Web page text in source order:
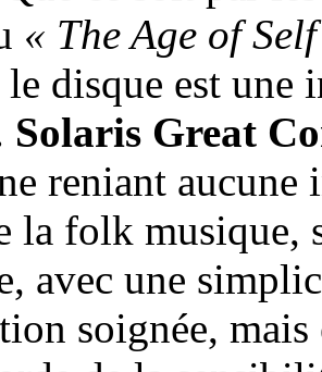
« The Age of
disque est une
Solaris Great
reniant
la folk musique,
avec une
soignée,